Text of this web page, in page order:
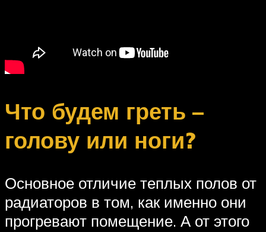
Что будем греть –
голову или ноги?
Основное отличие теплых полов от
радиаторов в том, как именно они
прогревают помещение. А от этого